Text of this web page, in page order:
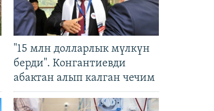
"15 млн долларлык мүлкүн
берди". Конгантиевди
абактан алып калган чечим